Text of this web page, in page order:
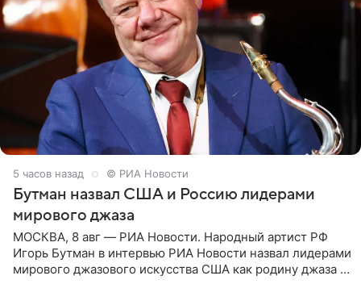
5 часов назад © РИА Новости
Бутман назвал США и Россию лидерами
мирового джаза
МОСКВА, 8 авг — РИА Новости. Народный артист РФ
Игорь Бутман в интервью РИА Новости назвал лидерами
мирового джазового искусства США как родину джаза и